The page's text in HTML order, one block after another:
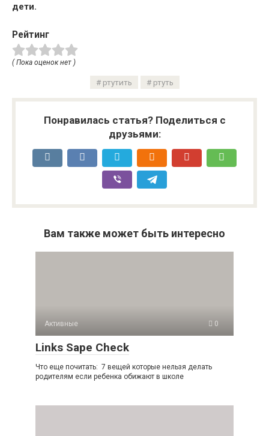
дети.
Рейтинг
( Пока оценок нет )
ртутить ртуть
Понравилась статья? Поделиться с
друзьями:
Вам также может быть интересно
Активные 0
Links Sape Check
Что еще почитать: 7 вещей которые нельзя делать
родителям если ребенка обижают в школе